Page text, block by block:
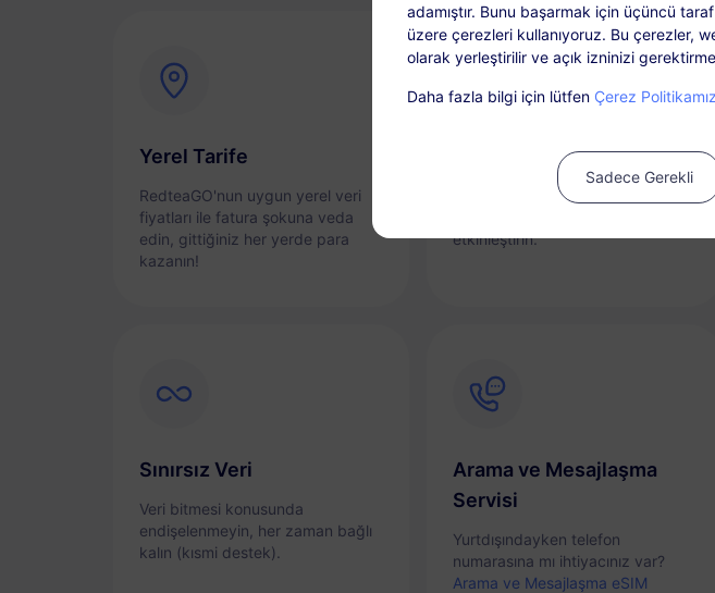
Yerel Tarife
RedteaGO'nun uygun yerel veri
fiyatları ile fatura şokuna veda
edin, gittiğiniz her yerde para
kazanın!
Anında Bağlantı
eSIM'inizi telefonunuzdan
etkinleştirin.
Sınırsız Veri
Veri bitmesi konusunda
endişelenmeyin, her zaman bağlı
kalın (kısmi destek).
Arama ve Mesajlaşma
Servisi
Yurtdışındayken telefon
numarasına mı ihtiyacınız var?
Arama ve Mesajlaşma eSIM
adamıştır. Bunu başarmak için üçüncü
üzere çerezleri kullanıyoruz. Bu çerezler,
olarak yerleştirilir ve açık izninizi
Daha fazla bilgi için lütfen Çerez
Sadece Gerekli